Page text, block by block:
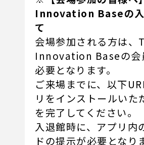
Innovation Baseの入
て
会場参加される方は、
Innovation Baseの会
必要となります。
ご来場までに、以下
リをインストールいた
を完了してください。
入退館時に、アプリ内
ドの提示が必要となり